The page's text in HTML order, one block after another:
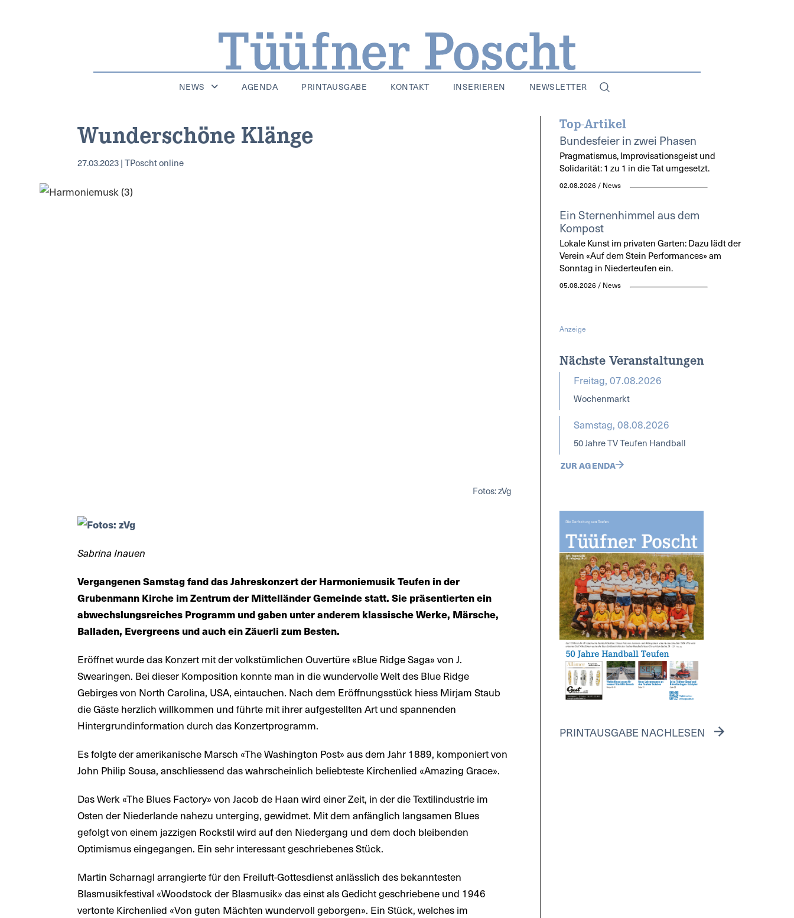
NEWS AGENDA PRINTAUSGABE KONTAKT INSERIEREN NEWSLETTER
Wunderschöne Klänge
27.03.2023 | TPoscht online
Fotos: zVg
Sabrina Inauen
Vergangenen Samstag fand das Jahreskonzert der Harmoniemusik Teufen in der
Grubenmann Kirche im Zentrum der Mittelländer Gemeinde statt. Sie präsentierten ein
abwechslungsreiches Programm und gaben unter anderem klassische Werke, Märsche,
Balladen, Evergreens und auch ein Zäuerli zum Besten.
Eröffnet wurde das Konzert mit der volkstümlichen Ouvertüre «Blue Ridge Saga» von J.
Swearingen. Bei dieser Komposition konnte man in die wundervolle Welt des Blue Ridge
Gebirges von North Carolina, USA, eintauchen. Nach dem Eröffnungsstück hiess Mirjam Staub
die Gäste herzlich willkommen und führte mit ihrer aufgestellten Art und spannenden
Hintergrundinformation durch das Konzertprogramm.
Es folgte der amerikanische Marsch «The Washington Post» aus dem Jahr 1889, komponiert von
John Philip Sousa, anschliessend das wahrscheinlich beliebteste Kirchenlied «Amazing Grace».
Das Werk «The Blues Factory» von Jacob de Haan wird einer Zeit, in der die Textilindustrie im
Osten der Niederlande nahezu unterging, gewidmet. Mit dem anfänglich langsamen Blues
gefolgt von einem jazzigen Rockstil wird auf den Niedergang und dem doch bleibenden
Optimismus eingegangen. Ein sehr interessant geschriebenes Stück.
Martin Scharnagl arrangierte für den Freiluft-Gottesdienst anlässlich des bekanntesten
Blasmusikfestival «Woodstock der Blasmusik» das einst als Gedicht geschriebene und 1946
vertonte Kirchenlied «Von guten Mächten wundervoll geborgen». Ein Stück, welches im
Top-Artikel
Bundesfeier in zwei Phasen
Pragmatismus, Improvisationsgeist und
Solidarität: 1 zu 1 in die Tat umgesetzt.
02.08.2026 / News
Ein Sternenhimmel aus dem
Kompost
Lokale Kunst im privaten Garten: Dazu lädt der
Verein «Auf dem Stein Performances» am
Sonntag in Niederteufen ein.
05.08.2026 / News
Anzeige
Nächste Veranstaltungen
Freitag, 07.08.2026
Wochenmarkt
Samstag, 08.08.2026
50 Jahre TV Teufen Handball
ZUR AGENDA
PRINTAUSGABE NACHLESEN